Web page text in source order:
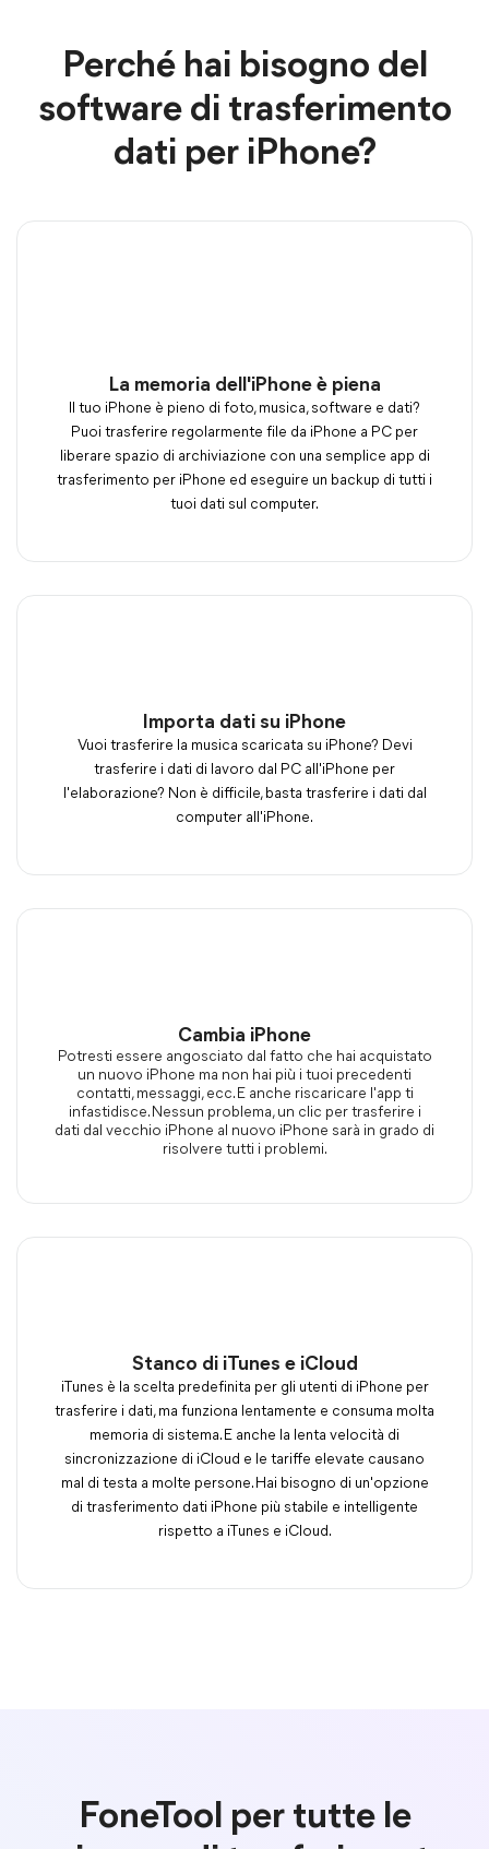
Perché hai bisogno del
software di trasferimento
dati per iPhone?
La memoria dell'iPhone è piena
Il tuo iPhone è pieno di foto, musica, software e dati?
Puoi trasferire regolarmente file da iPhone a PC per
liberare spazio di archiviazione con una semplice app di
trasferimento per iPhone ed eseguire un backup di tutti i
tuoi dati sul computer.
Importa dati su iPhone
Vuoi trasferire la musica scaricata su iPhone? Devi
trasferire i dati di lavoro dal PC all'iPhone per
l'elaborazione? Non è difficile, basta trasferire i dati dal
computer all'iPhone.
Cambia iPhone
Potresti essere angosciato dal fatto che hai acquistato
un nuovo iPhone ma non hai più i tuoi precedenti
contatti, messaggi, ecc. E anche riscaricare l'app ti
infastidisce. Nessun problema, un clic per trasferire i
dati dal vecchio iPhone al nuovo iPhone sarà in grado di
risolvere tutti i problemi.
Stanco di iTunes e iCloud
iTunes è la scelta predefinita per gli utenti di iPhone per
trasferire i dati, ma funziona lentamente e consuma molta
memoria di sistema. E anche la lenta velocità di
sincronizzazione di iCloud e le tariffe elevate causano
mal di testa a molte persone. Hai bisogno di un'opzione
di trasferimento dati iPhone più stabile e intelligente
rispetto a iTunes e iCloud.
FoneTool per tutte le